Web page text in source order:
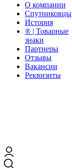
О компании
Спутниковцы
История
® | Товарные
знаки
Партнеры
Отзывы
Вакансии
Реквизиты